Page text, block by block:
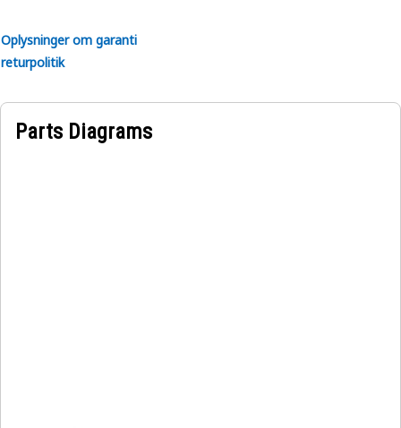
Oplysninger om garanti
returpolitik
Parts Diagrams